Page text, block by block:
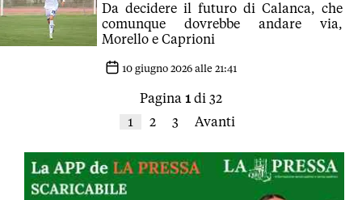
Da decidere il futuro di Calanca, che
comunque dovrebbe andare via,
Morello e Caprioni
10 giugno 2026 alle 21:41
Pagina 1 di 32
1
2 3 Avanti